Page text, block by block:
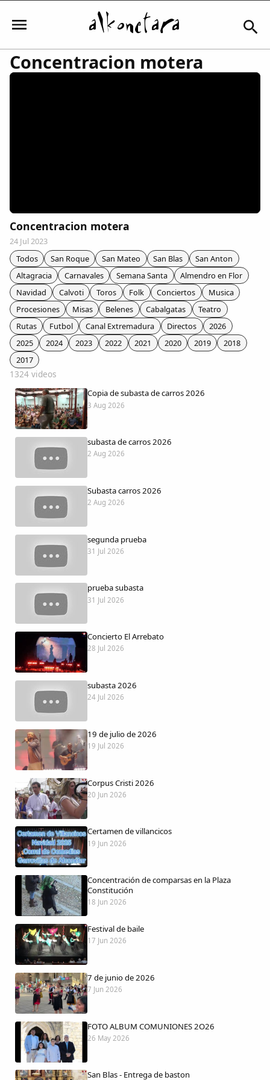
Comunidad
Colaboradores
AlkoTV
Biblioteca
Periódico Alconétar
Foros
Idiosincrasia
Diccionario
Traductor
Dichos
Cancionero Local
Apodos
Peñas
La palra
Modo oscuro
Concentracion motera
Concentracion motera
24 Jul 2023
Todos
San Roque San Mateo San Blas
San Anton
Altagracia
Carnavales Semana Santa
Almendro en Flor
Navidad
Calvoti Toros Folk Conciertos
Musica
Procesiones
Misas Belenes Cabalgatas
Teatro
Rutas
Futbol Canal Extremadura Directos
2026
2025
2024 2023 2022 2021 2020 2019
2018
2017
1324 videos
Copia de subasta de carros 2026
3 Aug 2026
subasta de carros 2026
2 Aug 2026
Subasta carros 2026
2 Aug 2026
segunda prueba
31 Jul 2026
prueba subasta
31 Jul 2026
Concierto El Arrebato
28 Jul 2026
subasta 2026
24 Jul 2026
19 de julio de 2026
19 Jul 2026
Corpus Cristi 2026
20 Jun 2026
Certamen de villancicos
19 Jun 2026
Concentración de comparsas en la Plaza
Constitución
18 Jun 2026
Festival de baile
17 Jun 2026
7 de junio de 2026
7 Jun 2026
FOTO ALBUM COMUNIONES 2O26
26 May 2026
San Blas - Entrega de baston
Compartir en Facebook
Compartir en Twitter
Copiar enlace